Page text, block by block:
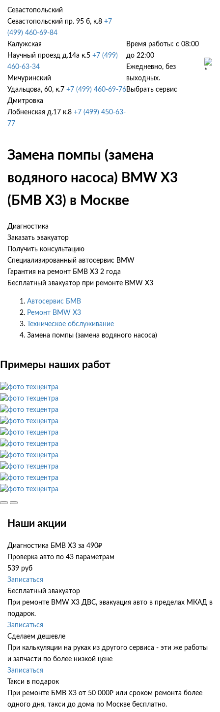
Севастопольский
Севастопольский пр. 95 б, к.8 +7
(499) 460-69-84
Калужская
Научный проезд д.14а к.5 +7 (499)
460-63-34
Мичуринский
Удальцова, 60, к.7 +7 (499) 460-69-76
Дмитровка
Лобненская д.17 к.8 +7 (499) 450-63-
77
Время работы: с 08:00
до 22:00
Ежедневно, без
выходных.
Выбрать сервис
Замена помпы (замена
водяного насоса) BMW X3
(БМВ Х3) в Москве
Диагностика
Заказать эвакуатор
Получить консультацию
Специализированный автосервис BMW
Гарантия на ремонт БМВ Х3 2 года
Бесплатный эвакуатор при ремонте BMW X3
Автосервис БМВ
Ремонт BMW X3
Техническое обслуживание
Замена помпы (замена водяного насоса)
Примеры наших работ
Наши акции
Диагностика БМВ Х3 за 490₽
Проверка авто по 43 параметрам
539 руб
Записаться
Бесплатный эвакуатор
При ремонте BMW X3 ДВС, эвакуация авто в пределах МКАД в
подарок.
Записаться
Сделаем дешевле
При калькуляции на руках из другого сервиса - эти же работы
и запчасти по более низкой цене
Записаться
Такси в подарок
При ремонте БМВ Х3 от 50 000₽ или сроком ремонта более
одного дня, такси до дома по Москве бесплатно.